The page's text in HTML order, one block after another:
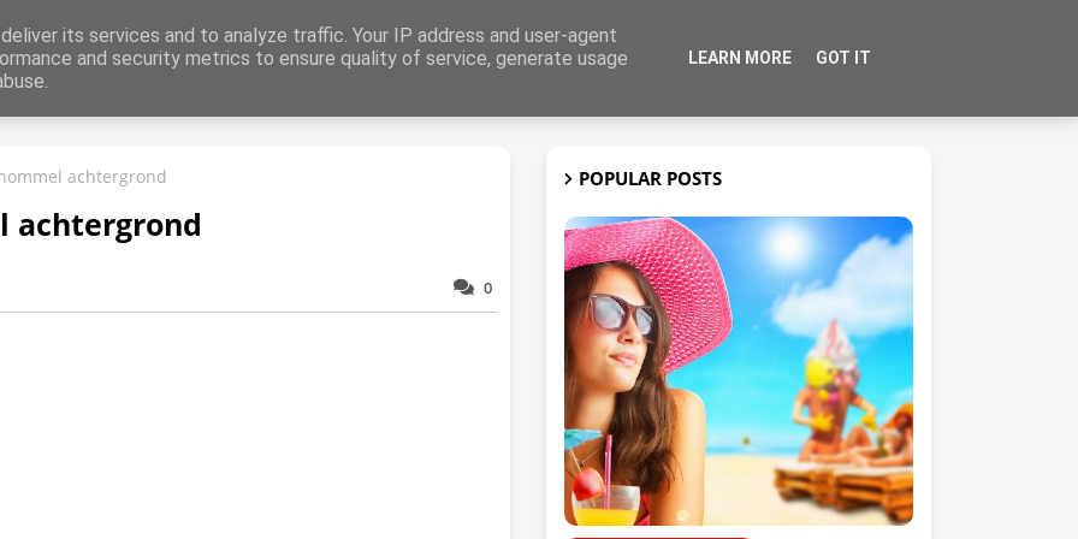
Dieren
achtergrond
achtergrond
0
POPULAR POSTS
its services and to analyze traffic. Your IP address and user-agent
and security metrics to ensure quality of service, generate usage
LEARN MORE GOT IT